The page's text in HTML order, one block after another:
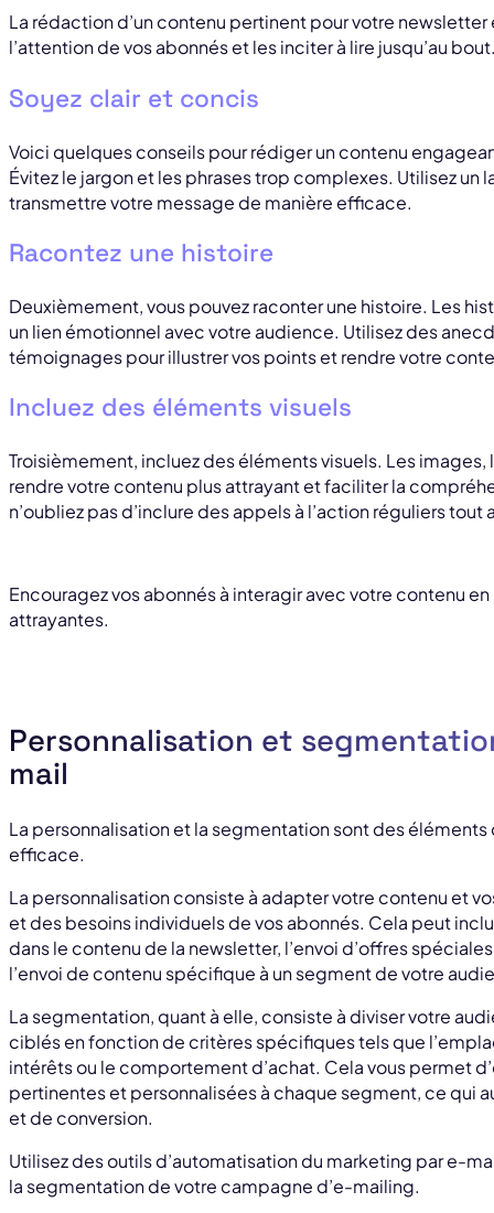
La rédaction d’un contenu pertinent pour votre
l’attention de vos abonnés et les inciter à lire jusqu’au
Soyez clair et concis
Voici quelques conseils pour rédiger un contenu
Évitez le jargon et les phrases trop complexes. Utilisez
transmettre votre message de manière efficace.
Racontez une histoire
Deuxièmement, vous pouvez raconter une histoire. Les
un lien émotionnel avec votre audience. Utilisez des
témoignages pour illustrer vos points et rendre votre
Incluez des éléments visuels
Troisièmement, incluez des éléments visuels. Les
rendre votre contenu plus attrayant et faciliter la
n’oubliez pas d’inclure des appels à l’action réguliers
Encouragez vos abonnés à interagir avec votre contenu
attrayantes.
Personnalisation et
mail
La personnalisation et la segmentation sont des
efficace.
La personnalisation consiste à adapter votre contenu et
et des besoins individuels de vos abonnés. Cela peut
dans le contenu de la newsletter, l’envoi d’offres
l’envoi de contenu spécifique à un segment de votre
La segmentation, quant à elle, consiste à diviser votre
ciblés en fonction de critères spécifiques tels que
intérêts ou le comportement d’achat. Cela vous permet
pertinentes et personnalisées à chaque segment, ce qui
et de conversion.
Utilisez des outils d’automatisation du marketing par e-
la segmentation de votre campagne d’e-mailing.